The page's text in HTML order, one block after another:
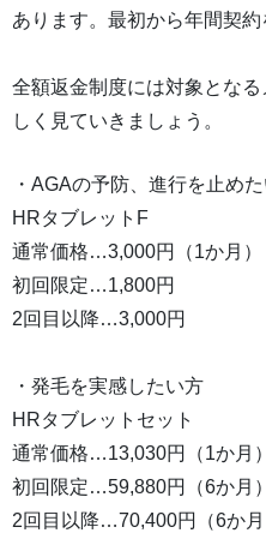
あります。最初から年間契約
全額返金制度には対象とな
しく見ていきましょう。
・AGAの予防、進行を止め
HRタブレットF
通常価格…3,000円（1か月）
初回限定…1,800円
2回目以降…3,000円
・発毛を実感したい方
HRタブレットセット
通常価格…13,030円（1か月
初回限定…59,880円（6か月
2回目以降…70,400円（6か月